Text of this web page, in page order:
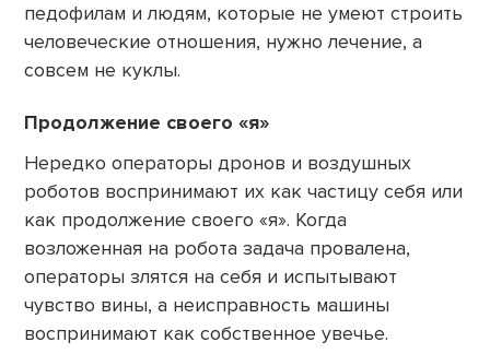
педофилам и людям, которые не умеют строить
человеческие отношения, нужно лечение, а
совсем не куклы.
Продолжение своего «я»
Нередко операторы дронов и воздушных
роботов воспринимают их как частицу себя или
как продолжение своего «я». Когда
возложенная на робота задача провалена,
операторы злятся на себя и испытывают
чувство вины, а неисправность машины
воспринимают как собственное увечье.